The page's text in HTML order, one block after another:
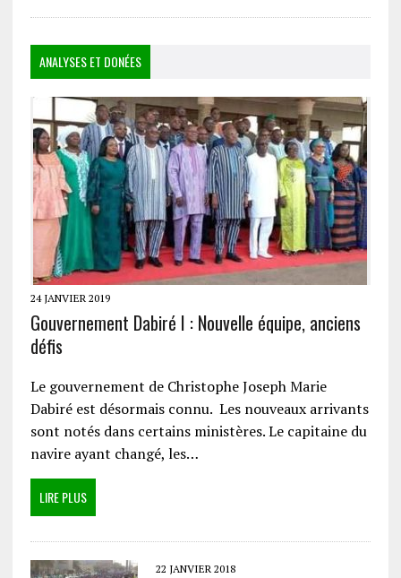
ANALYSES ET DONÉES
24 JANVIER 2019
Gouvernement Dabiré I : Nouvelle équipe, anciens
défis
Le gouvernement de Christophe Joseph Marie
Dabiré est désormais connu. Les nouveaux arrivants
sont notés dans certains ministères. Le capitaine du
navire ayant changé, les…
LIRE PLUS
22 JANVIER 2018